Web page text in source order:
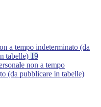
a tempo indeterminato (da
tabelle) 19
non a tempo
(da pubblicare in tabelle)